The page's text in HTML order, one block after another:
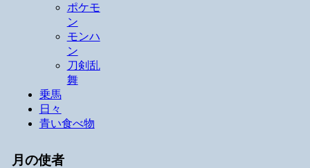
ポケモ
ン
モンハ
ン
刀剣乱
舞
乗馬
日々
青い食べ物
月の使者